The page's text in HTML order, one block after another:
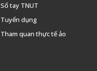
Sổ tay TNUT
Tuyển dụng
Tham quan thực tế ảo